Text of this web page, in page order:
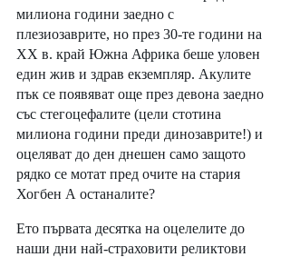
милиона години заедно с
плезиозаврите, но през 30-те години на
ХХ в. край Южна Африка беше уловен
един жив и здрав екземпляр. Акулите
пък се появяват още през девона заедно
със стегоцефалите (цели стотина
милиона години преди динозаврите!) и
оцеляват до ден днешен само защото
рядко се мотат пред очите на стария
Хогбен А останалите?
Ето първата десятка на оцелелите до
наши дни най-страховити реликтови